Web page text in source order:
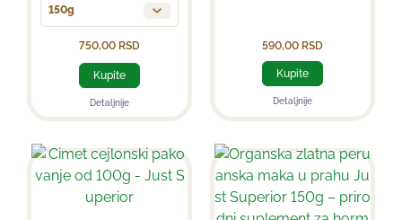
150g
750,00 RSD
Kupite
Detaljnije
590,00 RSD
Kupite
Detaljnije